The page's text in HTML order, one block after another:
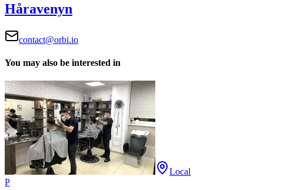
Håravenyn
contact@orbi.io
You may also be interested in
Local
P